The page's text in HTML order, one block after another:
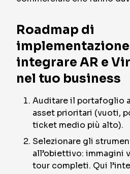
Roadmap di
integrare AR e
nel tuo business
Auditare il portafoglio
asset prioritari (vuoti,
ticket medio più alto).
Selezionare gli
all’obiettivo: immagini
tour completi. Qui